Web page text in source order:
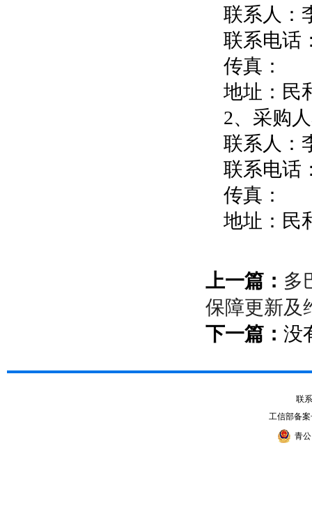
联系人：
联系电话
传真：
地址：民
2、采购
联系人：
联系电话
传真：
地址：民
上一篇： 多
保障更新及
下一篇： 没
联
工信部备
青公